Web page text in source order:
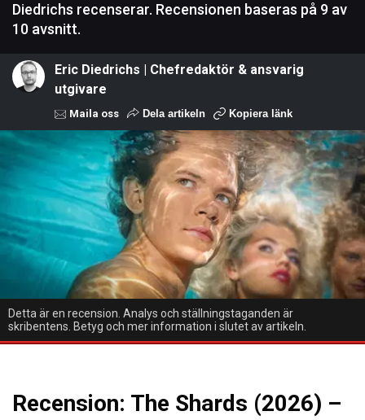
Diedrichs recenserar. Recensionen baseras på 9 av
10 avsnitt.
Eric Diedrichs | Chefredaktör & ansvarig
utgivare
Maila oss Dela artikeln Kopiera länk
Detta är en recension. Analys och ställningstaganden är
skribentens. Betyg och mer information i slutet av artikeln.
Recension: The Shards (2026) –